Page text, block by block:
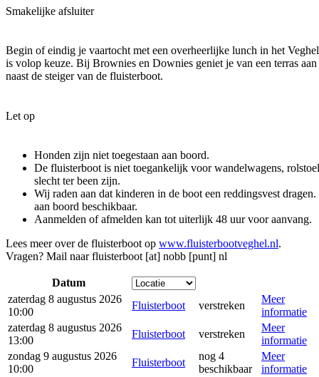
Smakelijke afsluiter
Begin of eindig je vaartocht met een overheerlijke lunch in het
is volop keuze. Bij Brownies en Downies geniet je van een terras
naast de steiger van de fluisterboot.
Let op
Honden zijn niet toegestaan aan boord.
De fluisterboot is niet toegankelijk voor wandelwagens,
slecht ter been zijn.
Wij raden aan dat kinderen in de boot een reddingsvest
aan boord beschikbaar.
Aanmelden of afmelden kan tot uiterlijk 48 uur voor aanvang.
Lees meer over de fluisterboot op www.fluisterbootveghel.nl.
Vragen? Mail naarfluisterboot [at] nobb [punt] nl
Datum
zaterdag 8 augustus 2026
10:00
Fluisterboot verstreken
Meer
informatie
zaterdag 8 augustus 2026
13:00
Fluisterboot verstreken
Meer
informatie
zondag 9 augustus 2026
10:00
Fluisterboot
nog 4
beschikbaar
Meer
informatie